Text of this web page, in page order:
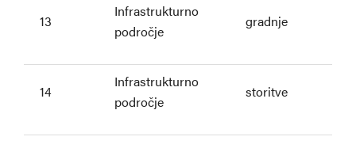
13
Infrastrukturno
področje
gradnje
14
Infrastrukturno
področje
storitve